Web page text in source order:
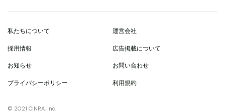
私たちについて 運営会社
採用情報 広告掲載について
お知らせ お問い合わせ
プライバシーポリシー 利用規約
© 2021 CINRA, Inc.